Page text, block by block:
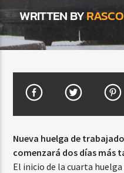
VIBRAS
2:00 AM 4:00
Beone Radio
WRITTEN BYRASCO
Nueva huelga de
comenzará dos días más
El inicio de la cuarta